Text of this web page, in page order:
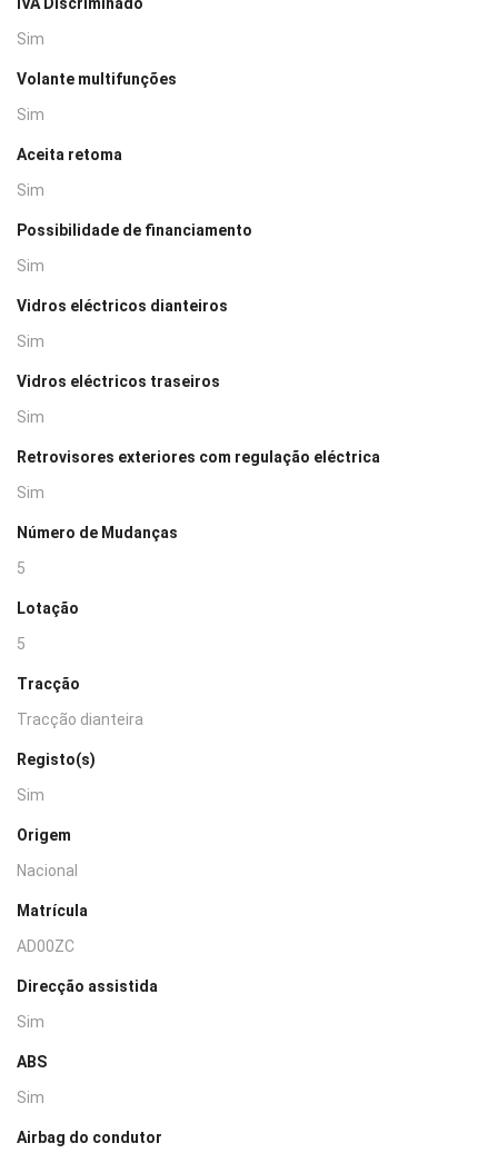
IVA Discriminado
Sim
Volante multifunções
Sim
Aceita retoma
Sim
Possibilidade de financiamento
Sim
Vidros eléctricos dianteiros
Sim
Vidros eléctricos traseiros
Sim
Retrovisores exteriores com regulação eléctrica
Sim
Número de Mudanças
5
Lotação
5
Tracção
Tracção dianteira
Registo(s)
Sim
Origem
Nacional
Matrícula
AD00ZC
Direcção assistida
Sim
ABS
Sim
Airbag do condutor